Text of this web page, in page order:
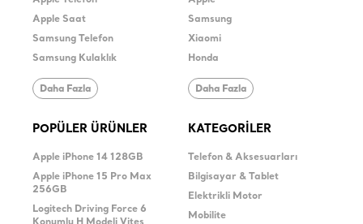
Apple Saat
Samsung Telefon
Samsung Kulaklık
Daha Fazla
Samsung
Xiaomi
Honda
Daha Fazla
POPÜLER ÜRÜNLER
Apple iPhone 14 128GB
Apple iPhone 15 Pro Max
256GB
Logitech Driving Force 6
KATEGORİLER
Telefon & Aksesuarları
Bilgisayar & Tablet
Elektrikli Motor
Mobilite